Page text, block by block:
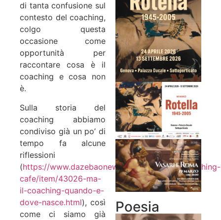
di tanta confusione sul
contesto del coaching,
colgo questa
occasione come
opportunità per
raccontare cosa è il
coaching e cosa non
è.
Sulla storia del
coaching abbiamo
condiviso già un po’ di
tempo fa alcune
riflessioni
(https://www.dazebaonews.it/italia/societa/coaching-
cafe/item/43026-ma-
il-coaching-quando-e-
dove-nasce.html), così
come ci siamo già
Poesia